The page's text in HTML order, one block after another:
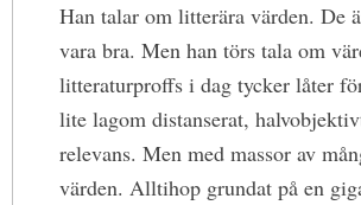
Han talar om litterära värden. De
vara bra. Men han törs tala om
litteraturproffs i dag tycker låter
lite lagom distanserat,
relevans. Men med massor av
värden. Alltihop grundat på en